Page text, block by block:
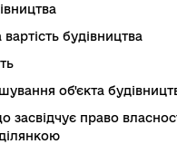
будівництва
об'єкта
засвідчує право